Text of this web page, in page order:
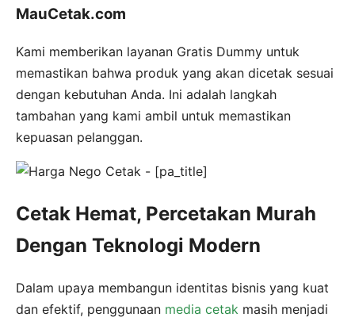
MauCetak.com
Kami memberikan layanan Gratis Dummy untuk
memastikan bahwa produk yang akan dicetak sesuai
dengan kebutuhan Anda. Ini adalah langkah
tambahan yang kami ambil untuk memastikan
kepuasan pelanggan.
Cetak Hemat, Percetakan Murah
Dengan Teknologi Modern
Dalam upaya membangun identitas bisnis yang kuat
dan efektif, penggunaan media cetak masih menjadi